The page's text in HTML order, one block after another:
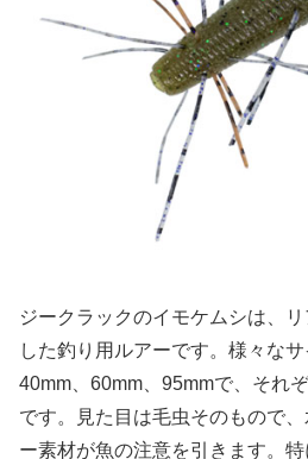
ジークラックのイモケムシは、
した釣り用ルアーです。様々な
40mm、60mm、95mmで、それ
です。見た目は毛虫そのもので
ー素材が魚の注意を引きます。